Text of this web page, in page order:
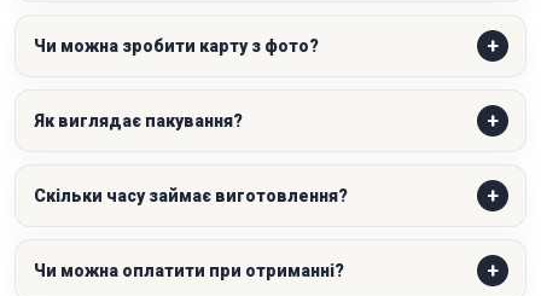
Чи можна зробити карту з фото?
Як виглядає пакування?
Скільки часу займає виготовлення?
Чи можна оплатити при отриманні?